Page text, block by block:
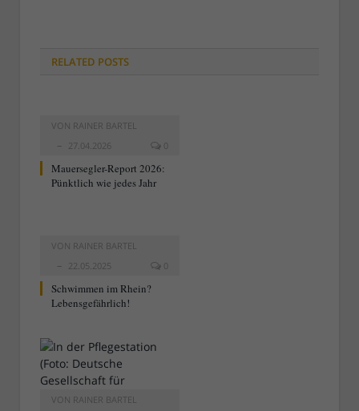
RELATED POSTS
VON RAINER BARTEL
27.04.2026
0
Mauersegler-Report 2026:
Pünktlich wie jedes Jahr
VON RAINER BARTEL
22.05.2025
0
Schwimmen im Rhein?
Lebensgefährlich!
VON RAINER BARTEL